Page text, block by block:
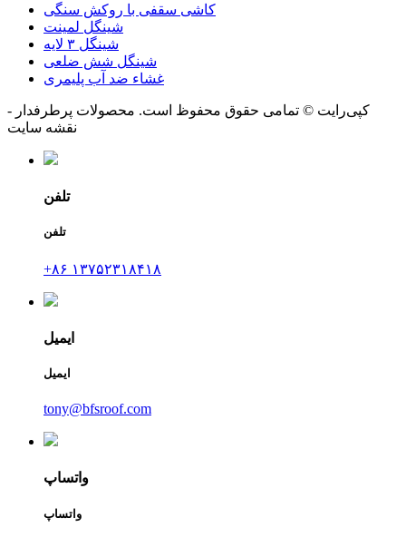
کاشی سقفی با روکش سنگی
شینگل لمینت
شینگل ۳ لایه
شینگل شش ضلعی
غشاء ضد آب پلیمری
کپی‌رایت © تمامی حقوق محفوظ است. محصولات پرطرفدار -
نقشه سایت
تلفن
تلفن
‎+۸۶ ۱۳۷۵۲۳۱۸۴۱۸‎
ایمیل
ایمیل
tony@bfsroof.com
واتساپ
واتساپ